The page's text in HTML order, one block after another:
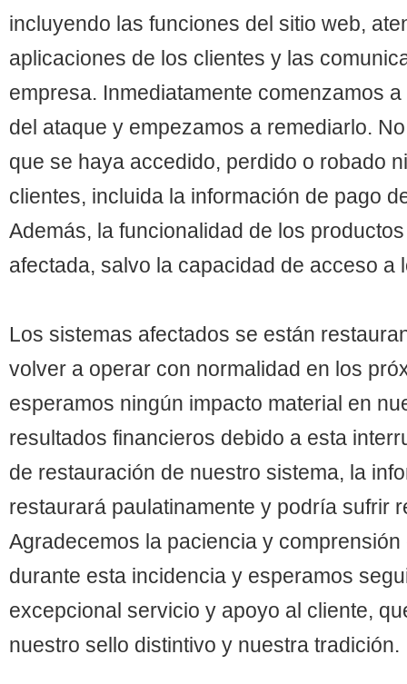
incluyendo las funciones del sitio web,
aplicaciones de los clientes y las
empresa. Inmediatamente comenzamos
del ataque y empezamos a remediarlo.
que se haya accedido, perdido o robado
clientes, incluida la información de pago
Además, la funcionalidad de los
afectada, salvo la capacidad de acceso a
Los sistemas afectados se están
volver a operar con normalidad en los
esperamos ningún impacto material en
resultados financieros debido a esta
de restauración de nuestro sistema, la
restaurará paulatinamente y podría sufrir
Agradecemos la paciencia y
durante esta incidencia y esperamos
excepcional servicio y apoyo al cliente,
nuestro sello distintivo y nuestra tradición.